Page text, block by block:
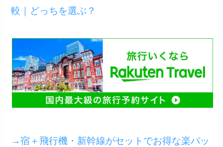
較｜どっちを選ぶ？
→宿＋飛行機・新幹線がセットでお得な楽パッ